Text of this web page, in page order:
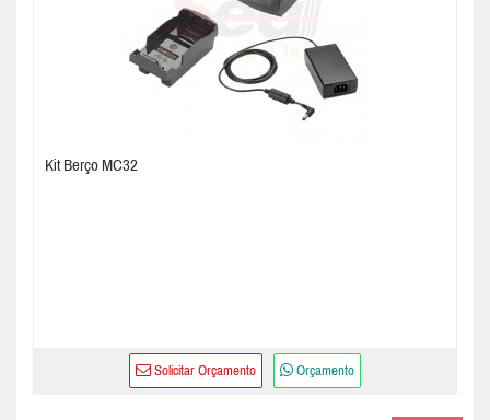
Kit Berço MC32
Solicitar Orçamento Orçamento